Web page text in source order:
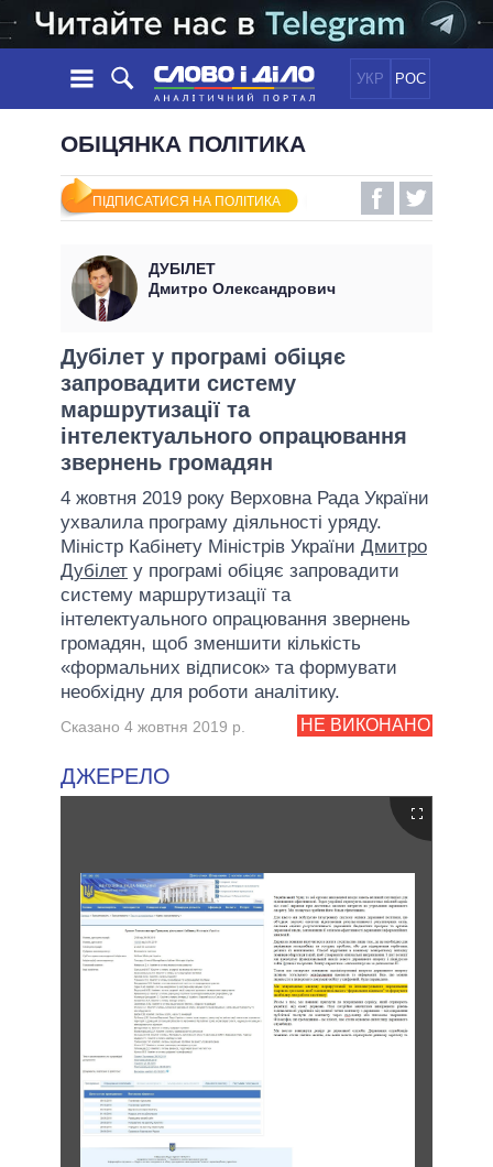
УКР РОС
НОВИНИ
СТРІЧКА
ПОДІЇ
СТАТТІ
ДУМКИ
ОГЛЯДИ
ДАЙДЖЕСТИ
ПОЛІТИКА
ЕКОНОМІКА
СВІТ
ОБIЦЯНКИ
УСІ ПОЛІТИКИ
ПРЕЗИДЕНТ І ОФІС
ВЕРХОВНА РАДА
КАБІНЕТ МІНІСТРІВ
ГОЛОВИ ОБЛАДМІНІСТРАЦІЙ
МЕРИ МІСТ
ВСІ ПЕРСОНИ
ІНФОГРАФІКА
ПІДТРИМАТИ
ПОРІВНЯННЯ ПОЛІТИКІВ
ОБІЦЯНКА ПОЛІТИКА
ПІДПИСАТИСЯ НА ПОЛІТИКА
ДУБІЛЕТ
Дмитро Олександрович
Дубілет у програмі обіцяє
запровадити систему
маршрутизації та
інтелектуального опрацювання
звернень громадян
4 жовтня 2019 року Верховна Рада України
ухвалила програму діяльності уряду.
Міністр Кабінету Міністрів України Дмитро
Дубілет у програмі обіцяє запровадити
систему маршрутизації та
інтелектуального опрацювання звернень
громадян, щоб зменшити кількість
«формальних відписок» та формувати
необхідну для роботи аналітику.
НЕ ВИКОНАНО
Сказано 4 жовтня 2019 р.
ДЖЕРЕЛО